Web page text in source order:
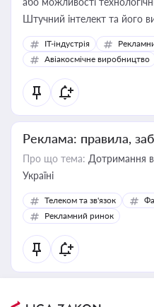
Штучний інтелект та його
IT-індустрія
Авіакосмічне виробництво
Реклама: правила,
Про що тема: Дотримання
Україні
Телеком та зв'язок
Рекламний ринок